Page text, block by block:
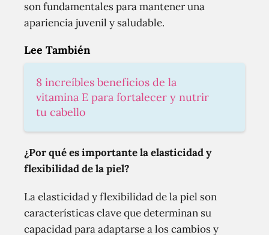
son fundamentales para mantener una
apariencia juvenil y saludable.
Lee También
8 increíbles beneficios de la
vitamina E para fortalecer y nutrir
tu cabello
¿Por qué es importante la elasticidad y
flexibilidad de la piel?
La elasticidad y flexibilidad de la piel son
características clave que determinan su
capacidad para adaptarse a los cambios y